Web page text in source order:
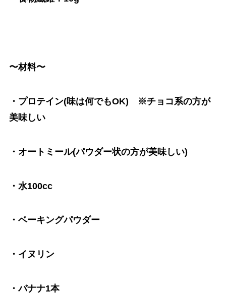
〜材料〜
・プロテイン(味は何でもOK) ※チョコ系の方が
美味しい
・オートミール(パウダー状の方が美味しい)
・水100cc
・ベーキングパウダー
・イヌリン
・バナナ1本